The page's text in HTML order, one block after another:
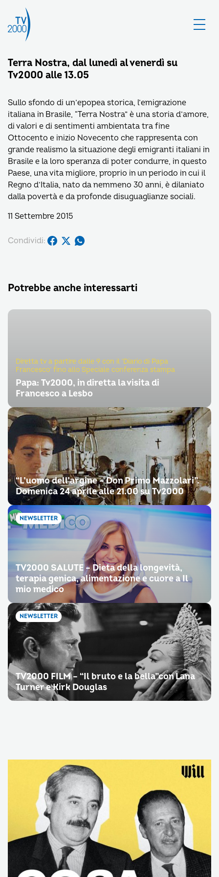
Terra Nostra, dal lunedì al venerdì su
Tv2000 alle 13.05
Sullo sfondo di un’epopea storica, l’emigrazione
italiana in Brasile, “Terra Nostra” è una storia d’amore,
di valori e di sentimenti ambientata tra fine
Ottocento e inizio Novecento che rappresenta con
grande realismo la situazione degli emigranti italiani in
Brasile e la loro speranza di poter condurre, in questo
Paese, una vita migliore, proprio in un periodo in cui il
Regno d’Italia, nato da nemmeno 30 anni, è dilaniato
dalla povertà e da profonde disuguaglianze sociali.
11 Settembre 2015
Condividi:
Potrebbe anche interessarti
Diretta tv a partire dalle 9 con il ‘Diario di Papa
Francesco’ fino allo Speciale conferenza stampa
Papa: Tv2000, in diretta la visita di
Francesco a Lesbo
“L’uomo dell’argine – Don Primo Mazzolari”.
Domenica 24 aprile alle 21.00 su Tv2000
NEWSLETTER
TV2000 SALUTE – Dieta della longevità,
terapia genica, alimentazione e cuore a Il
mio medico
NEWSLETTER
TV2000 FILM – “Il bruto e la bella”con Lana
Turner e Kirk Douglas